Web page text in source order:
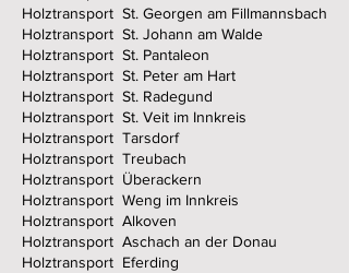
Holztransport St. Georgen am Fillmannsbach
Holztransport St. Johann am Walde
Holztransport St. Pantaleon
Holztransport St. Peter am Hart
Holztransport St. Radegund
Holztransport St. Veit im Innkreis
Holztransport Tarsdorf
Holztransport Treubach
Holztransport Überackern
Holztransport Weng im Innkreis
Holztransport Alkoven
Holztransport Aschach an der Donau
Holztransport Eferding